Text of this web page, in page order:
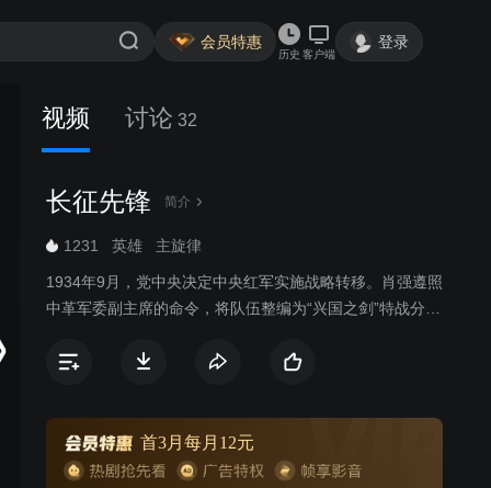
会员特惠
历史 客户端
登录
视频 讨论 32
长征先锋 简介
1231 英雄 主旋律
1934年9月，党中央决定中央红军实施战略转移。肖强遵照
中革军委副主席的命令，将队伍整编为“兴国之剑”特战分
肖强带领下，高呼“利剑除魔，百战兴国！”为红军探听情
战役，帮助红军大部队顺利转移……最终，毛主席通过“兴
国之剑”找到的报纸，得到关键信息，明确了红军长征的目
首3月每月12元